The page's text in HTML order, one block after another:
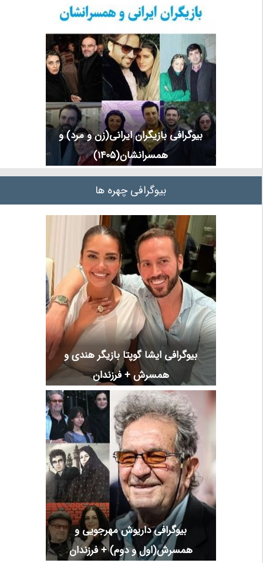
بیوگرافی بازیگران ایرانی(زن و مرد) و
همسرانشان(1405)
بیوگرافی چهره ها
بیوگرافی ایشا گوپتا بازیگر هندی و
همسرش + فرزندان
بیوگرافی داریوش مهرجویی و
همسرش(اول و دوم) + فرزندان